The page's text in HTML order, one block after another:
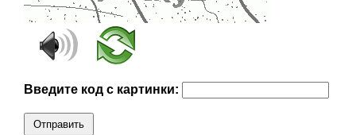
Введите код с картинки:
Отправить